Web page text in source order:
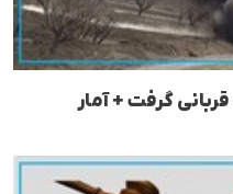
گرفت + آمار